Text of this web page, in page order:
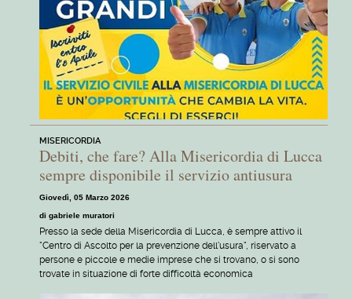
MISERICORDIA
Debiti, che fare? Alla Misericordia di Lucca
sempre disponibile il servizio antiusura
Giovedì, 05 Marzo 2026
di gabriele muratori
Presso la sede della Misericordia di Lucca, è sempre attivo il
"Centro di Ascolto per la prevenzione dell'usura", riservato a
persone e piccole e medie imprese che si trovano, o si sono
trovate in situazione di forte difficoltà economica